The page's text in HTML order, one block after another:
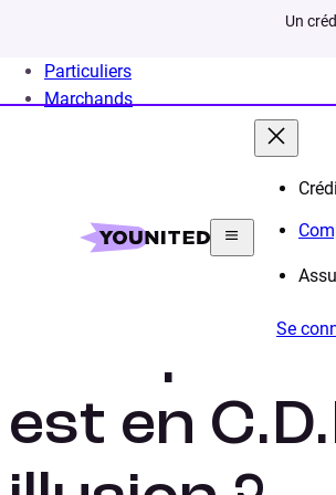
Un
Particuliers
Marchands
Se
Home Crédit Consommation
Prêt
est en